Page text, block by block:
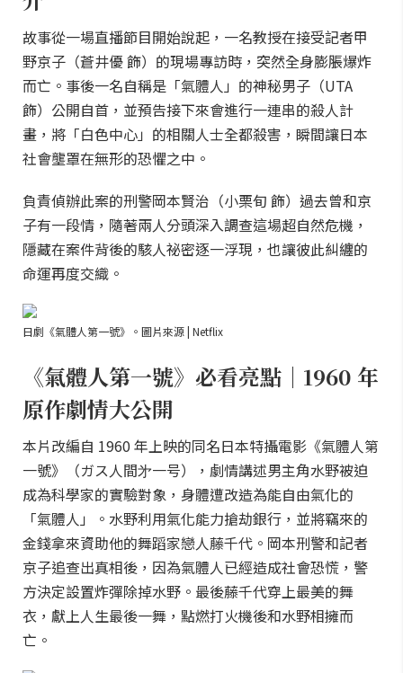
故事從一場直播節目開始說起，一名教授在接受記者甲
野京子（蒼井優 飾）的現場專訪時，突然全身膨脹爆炸
而亡。事後一名自稱是「氣體人」的神秘男子（UTA
飾）公開自首，並預告接下來會進行一連串的殺人計
畫，將「白色中心」的相關人士全都殺害，瞬間讓日本
社會壟罩在無形的恐懼之中。
負責偵辦此案的刑警岡本賢治（小栗旬 飾）過去曾和京
子有一段情，隨著兩人分頭深入調查這場超自然危機，
隱藏在案件背後的駭人祕密逐一浮現，也讓彼此糾纏的
命運再度交織。
日劇《氣體人第一號》。圖片來源 | Netflix
《氣體人第一號》必看亮點｜1960 年
原作劇情大公開
本片改編自 1960 年上映的同名日本特攝電影《氣體人第
一號》（ガス人間㐧一号），劇情講述男主角水野被迫
成為科學家的實驗對象，身體遭改造為能自由氣化的
「氣體人」。水野利用氣化能力搶劫銀行，並將竊來的
金錢拿來資助他的舞蹈家戀人藤千代。岡本刑警和記者
京子追查出真相後，因為氣體人已經造成社會恐慌，警
方決定設置炸彈除掉水野。最後藤千代穿上最美的舞
衣，獻上人生最後一舞，點燃打火機後和水野相擁而
亡。